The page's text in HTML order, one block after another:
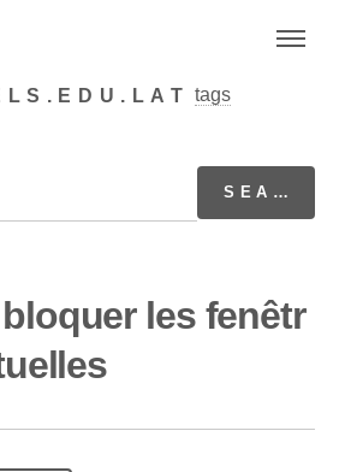
tags
les fenêtr